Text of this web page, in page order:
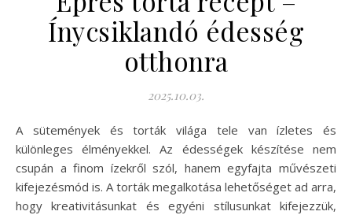
Ínycsiklandó édesség
otthonra
2025.10.03.
A sütemények és torták világa tele van ízletes és
különleges élményekkel. Az édességek készítése nem
csupán a finom ízekről szól, hanem egyfajta művészeti
kifejezésmód is. A torták megalkotása lehetőséget ad arra,
hogy kreativitásunkat és egyéni stílusunkat kifejezzük,